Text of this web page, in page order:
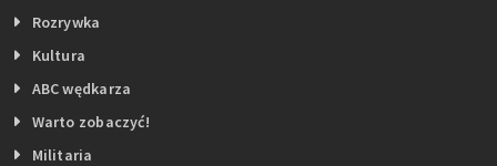
Rozrywka
Kultura
ABC wędkarza
Warto zobaczyć!
Militaria